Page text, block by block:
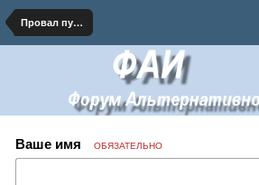
Провал путча Пилсудского
Ваше имя ОБЯЗАТЕЛЬНО